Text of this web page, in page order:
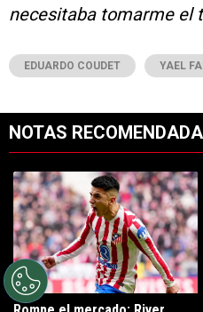
necesitaba tomarme el
EDUARDO COUDET YAEL
NOTAS
Un artículo de tendencia con el